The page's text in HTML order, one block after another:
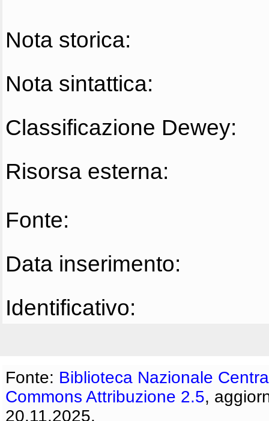
Nota storica:
Nota sintattica:
Classificazione Dewey:
Risorsa esterna:
Fonte:
Data inserimento:
Identificativo:
Fonte: Biblioteca Nazionale
Commons Attribuzione 2.5,
20.11.2025.